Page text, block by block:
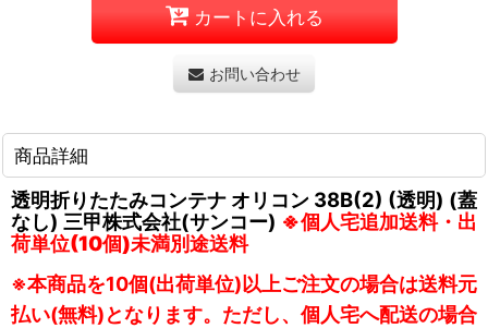
カートに入れる
お問い合わせ
商品詳細
透明折りたたみコンテナ オリコン 38B(2) (透明) (蓋
なし) 三甲株式会社(サンコー) ※個人宅追加送料・出
荷単位(10個)未満別途送料
※本商品を10個(出荷単位)以上ご注文の場合は送料元
払い(無料)となります。ただし、個人宅へ配送の場合